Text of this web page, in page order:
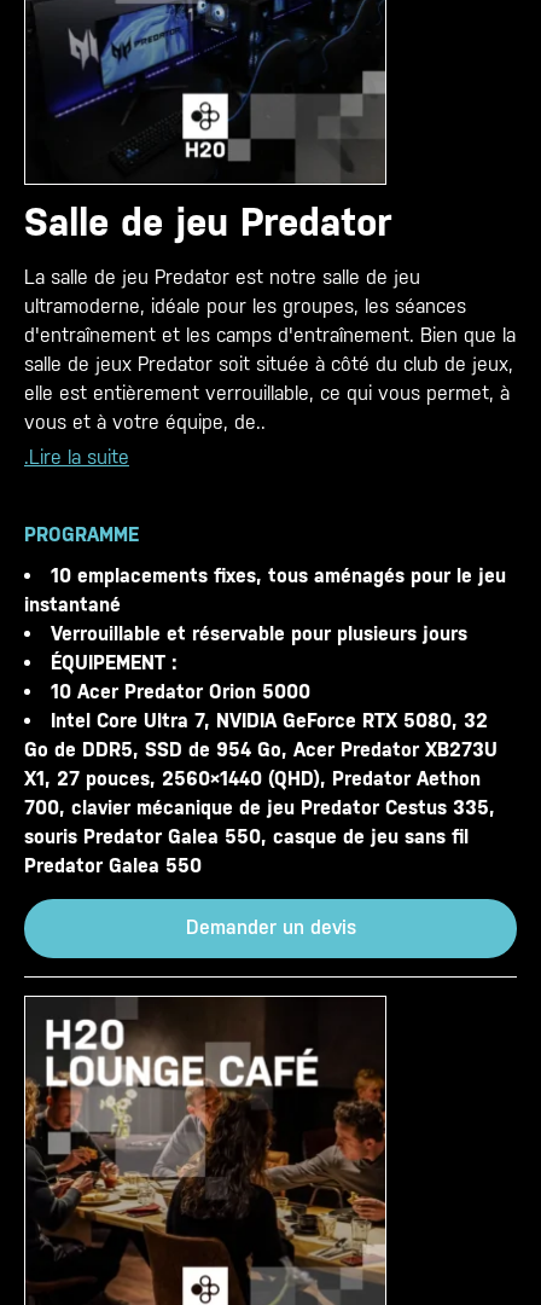
Salle de jeu Predator
La salle de jeu Predator est notre salle de jeu
ultramoderne, idéale pour les groupes, les séances
d'entraînement et les camps d'entraînement. Bien que la
salle de jeux Predator soit située à côté du club de jeux,
elle est entièrement verrouillable, ce qui vous permet, à
vous et à votre équipe, de..
.Lire la suite
PROGRAMME
10 emplacements fixes, tous aménagés pour le jeu
instantané
Verrouillable et réservable pour plusieurs jours
ÉQUIPEMENT :
10 Acer Predator Orion 5000
Intel Core Ultra 7, NVIDIA GeForce RTX 5080, 32
Go de DDR5, SSD de 954 Go, Acer Predator XB273U
X1, 27 pouces, 2560×1440 (QHD), Predator Aethon
700, clavier mécanique de jeu Predator Cestus 335,
souris Predator Galea 550, casque de jeu sans fil
Predator Galea 550
Demander un devis